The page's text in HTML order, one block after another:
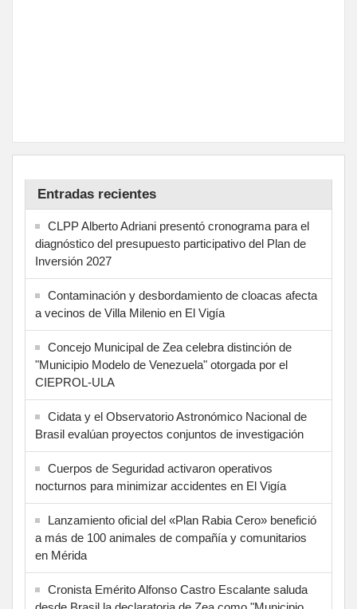
Entradas recientes
CLPP Alberto Adriani presentó cronograma para el
diagnóstico del presupuesto participativo del Plan de
Inversión 2027
Contaminación y desbordamiento de cloacas afecta
a vecinos de Villa Milenio en El Vigía
Concejo Municipal de Zea celebra distinción de
"Municipio Modelo de Venezuela" otorgada por el
CIEPROL-ULA
Cidata y el Observatorio Astronómico Nacional de
Brasil evalúan proyectos conjuntos de investigación
Cuerpos de Seguridad activaron operativos
nocturnos para minimizar accidentes en El Vigía
Lanzamiento oficial del «Plan Rabia Cero» benefició
a más de 100 animales de compañía y comunitarios
en Mérida
Cronista Emérito Alfonso Castro Escalante saluda